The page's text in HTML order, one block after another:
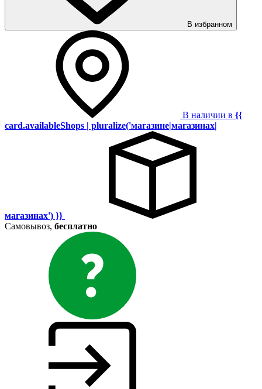
В избранном
В наличии в {{
card.availableShops | pluralize('магазине|магазинах|
магазинах') }}
Самовывоз, бесплатно